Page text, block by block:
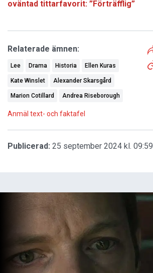
oväntad tittarfavorit: ”Förträfflig”
Relaterade ämnen:
Lee Drama Historia Ellen Kuras
Kate Winslet Alexander Skarsgård
Marion Cotillard Andrea Riseborough
Anmäl text- och faktafel
Publicerad: 25 september 2024 kl. 09:59